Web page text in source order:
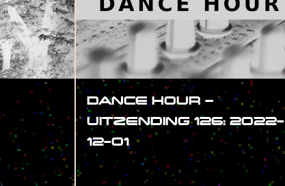
DANCE HOUR –
UITZENDING 126: 2022-
12-01
#SHOW